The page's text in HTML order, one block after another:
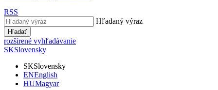
RSS
Hľadaný výraz
Hľadať
rozšírené vyhľadávanie
SKSlovensky
SKSlovensky
ENEnglish
HUMagyar